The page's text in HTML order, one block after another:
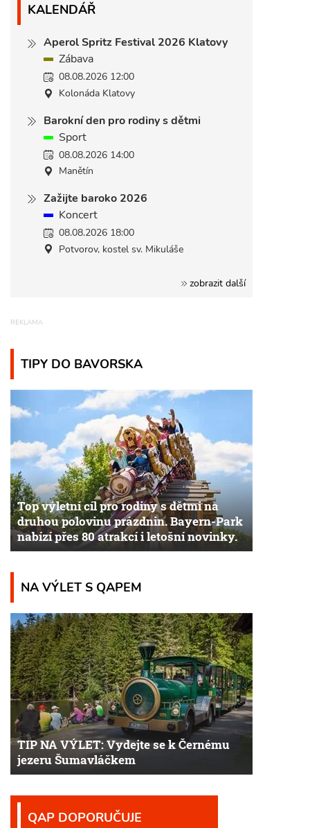
KALENDÁŘ
Aperol Spritz Festival 2026 Klatovy
Zábava
08.08.2026 12:00
Kolonáda Klatovy
Barokní den pro rodiny s dětmi
Sport
08.08.2026 14:00
Manětín
Zažijte baroko 2026
Koncert
08.08.2026 18:00
Potvorov, kostel sv. Mikuláše
zobrazit další
TIPY DO BAVORSKA
Top výletní cíl pro rodiny s dětmi na
druhou polovinu prázdnin. Bayern-Park
nabízí přes 80 atrakcí i letošní novinky.
NA VÝLET S QAPEM
TIP NA VÝLET: Vydejte se k Černému
jezeru Šumavláčkem
QAP DOPORUČUJE